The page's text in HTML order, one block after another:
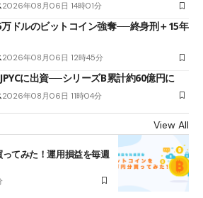
2026年08月06日 14時01分
ドルのビットコイン強奪──終身刑＋15年
2026年08月06日 12時45分
に出資──シリーズB累計約60億円に
2026年08月06日 11時04分
View All
てみた！運用損益を毎週